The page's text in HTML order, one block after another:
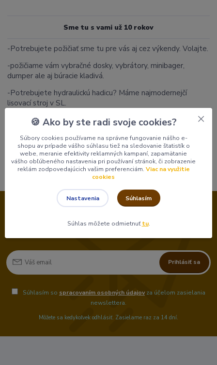
Sme tu s vami už 10 rokov
-Potrebujete požičiať sme tu pre vás aj cez výkendy. Volajte.
-požičiame vám vybračné dosky, vybrátory, minibager,
dumper ale aj búracie kladivá.
-Potrebujete hydraulickú hadicu? Máme najmodernejčí
lisovací stroj v SL.
-Používame najkvalitnejšie hydraulické hadice a
-Sme tu pre Vás aj cez výkend.
Prihlásiť sa
Súhlasím so spracovaním osobných údajovza účelom zasielania
newslettera.
Môžete sa kedykoľvek odhlásiť. Zasielame raz za 14 dní.
🍪 Ako by ste radi svoje cookies?
Súbory cookies používame na správne fungovanie nášho e-
shopu av prípade vášho súhlasu tiež na sledovanie štatistík o
webe, meranie efektivity reklamných kampaní, zapamätanie
vášho obľúbeného nastavenia pri používaní stránok, či zobrazenie
reklám zodpovedajúcich vašim preferenciám. Viac na využitie
cookies
Nastavenia Súhlasím
Súhlas môžete odmietnuťtu.